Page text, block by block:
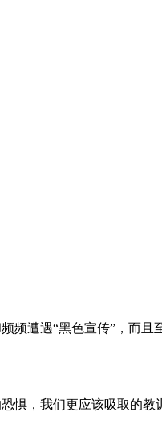
遭遇“黑色宣传”，而且
，我们更应该吸取的